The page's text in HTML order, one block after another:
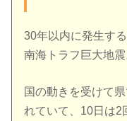
30年以内に発生す
南海トラフ巨大地震
国の動きを受けて
れていて、10日は2